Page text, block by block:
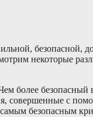
безопасной,
некоторые
более
совершенные с
безопасным